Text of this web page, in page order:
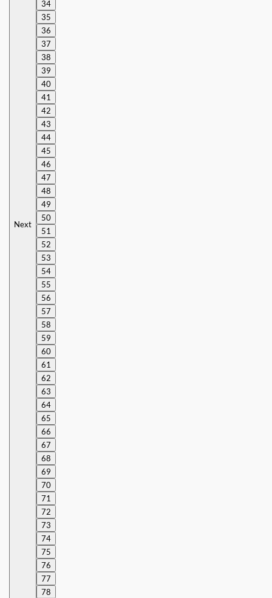
Next
34
35
36
37
38
39
40
41
42
43
44
45
46
47
48
49
50
51
52
53
54
55
56
57
58
59
60
61
62
63
64
65
66
67
68
69
70
71
72
73
74
75
76
77
78